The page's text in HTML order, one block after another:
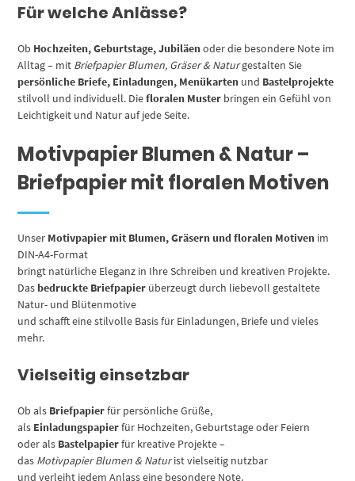
Für welche Anlässe?
Ob Hochzeiten, Geburtstage, Jubiläenoder die besondere Note im
Alltag – mit Briefpapier Blumen, Gräser & Naturgestalten Sie
persönliche Briefe, Einladungen, Menükarten und Bastelprojekte
stilvoll und individuell. Diefloralen Muster bringen ein Gefühl von
Leichtigkeit und Natur auf jede Seite.
Motivpapier Blumen & Natur –
Briefpapier mit floralen Motiven
Unser Motivpapier mit Blumen, Gräsern und floralen Motiven im
DIN-A4-Format
bringt natürliche Eleganz in Ihre Schreiben und kreativen Projekte.
Das bedruckte Briefpapier überzeugt durch liebevoll gestaltete
Natur- und Blütenmotive
und schafft eine stilvolle Basis für Einladungen, Briefe und vieles
mehr.
Vielseitig einsetzbar
Ob als Briefpapierfür persönliche Grüße,
als Einladungspapierfür Hochzeiten, Geburtstage oder Feiern
oder als Bastelpapierfür kreative Projekte –
das Motivpapier Blumen & Naturist vielseitig nutzbar
und verleiht jedem Anlass eine besondere Note.